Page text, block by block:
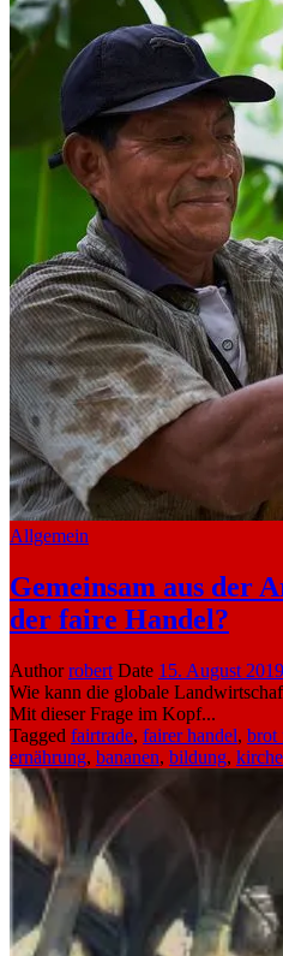
Allgemein
Gemeinsam aus der
der faire Handel?
Authorrobert Date 15. August 2019
Wie kann die globale
Mit dieser Frage im Kopf...
Tagged fairtrade, fairer handel, brot
ernährung, bananen, bildung, kirche